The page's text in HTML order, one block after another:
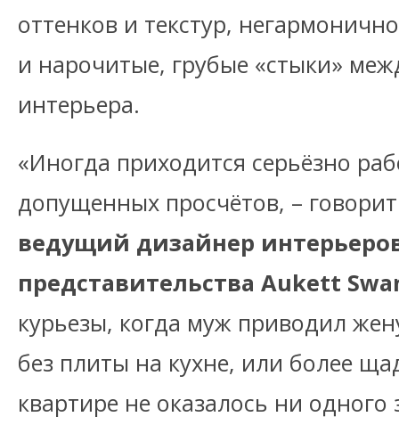
оттенков и текстур,
и нарочитые, грубые «стыки»
интерьера.
«Иногда приходится серьёзно
допущенных просчётов, –
ведущий дизайнер
представительства Aukett
курьезы, когда муж приводил
без плиты на кухне, или более
квартире не оказалось ни